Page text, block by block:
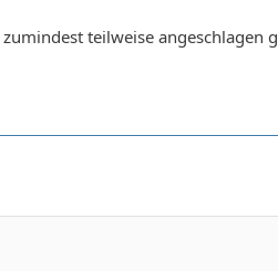
teilweise angeschlagen